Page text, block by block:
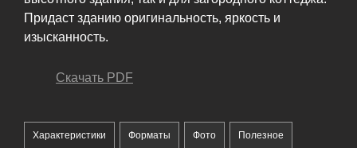
Придаст зданию оригинальность, яркость и
изысканность.
Скачать PDF
Характеристики Форматы Фото Полезное